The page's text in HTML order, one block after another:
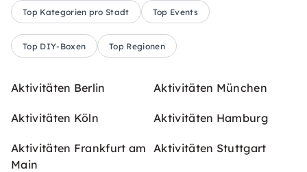
Top Kategorien pro Stadt Top Events
Top DIY-Boxen Top Regionen
Aktivitäten Berlin Aktivitäten München
Aktivitäten Köln Aktivitäten Hamburg
Aktivitäten Frankfurt am
Main
Aktivitäten Stuttgart